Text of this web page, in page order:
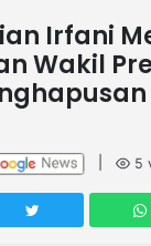
Irfani
Wakil
5